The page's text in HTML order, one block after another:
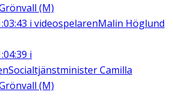
(M)
i videospelarenMalin Höglund
i
Socialtjänstminister Camilla
(M)